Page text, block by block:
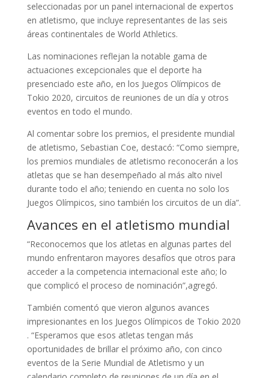
seleccionadas por un panel internacional de expertos
en atletismo, que incluye representantes de las seis
áreas continentales de World Athletics.
Las nominaciones reflejan la notable gama de
actuaciones excepcionales que el deporte ha
presenciado este año, en los Juegos Olímpicos de
Tokio 2020, circuitos de reuniones de un día y otros
eventos en todo el mundo.
Al comentar sobre los premios, el presidente mundial
de atletismo, Sebastian Coe, destacó: “Como siempre,
los premios mundiales de atletismo reconocerán a los
atletas que se han desempeñado al más alto nivel
durante todo el año; teniendo en cuenta no solo los
Juegos Olímpicos, sino también los circuitos de un día”.
Avances en el atletismo mundial
“Reconocemos que los atletas en algunas partes del
mundo enfrentaron mayores desafíos que otros para
acceder a la competencia internacional este año; lo
que complicó el proceso de nominación”,agregó.
También comentó que vieron algunos avances
impresionantes en los Juegos Olímpicos de Tokio 2020
. “Esperamos que esos atletas tengan más
oportunidades de brillar el próximo año, con cinco
eventos de la Serie Mundial de Atletismo y un